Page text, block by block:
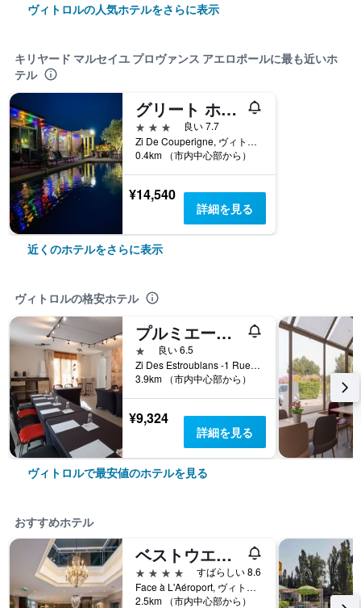
ヴィトロルの人気ホテルをさらに表示
キリヤード マルセイユ プロヴァンス アエロポールに最も近いホ
テル
グリート ホテル マルセイユ プロヴァンス アエロポール
3つ星
良い 7.7
Zi De Couperigne, ヴィトロル, ブーシュ＝デュ＝ローヌ県, フランス
0.4km （市内中心部から）
¥14,540
詳細を見る
近くのホテルをさらに表示
ヴィトロルの格安ホテル
プルミエール クラス ヴィトロール - マルセイユ エアポート
1つ星良い 6.5
Zi Des Estroublans -1 Rue De Madrid, ヴィトロル, ブーシュ＝デュ＝ローヌ県, フランス
3.9km （市内中心部から）
¥9,324
詳細を見る
ヴィトロルで最安値のホテルを見る
おすすめホテル
ベストウエスタン マルセイユ アエロポール
4つ星
すばらしい 8.6
Face à L'Aéroport, ヴィトロル, ブーシュ＝デュ＝ローヌ県, フランス
2.5km （市内中心部から）